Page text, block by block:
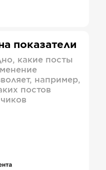
показатели
какие посты
например,
постов